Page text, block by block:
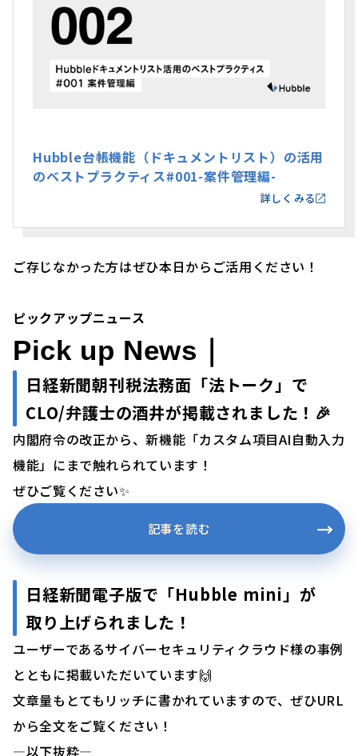
Hubble台帳機能（ドキュメントリスト）の活用
のベストプラクティス#001-案件管理編-
詳しくみる
ご存じなかった方はぜひ本日からご活用ください！
ピックアップニュース
Pick up News｜
日経新聞朝刊税法務面「法トーク」で
CLO/弁護士の酒井が掲載されました！ 🎉
内閣府令の改正から、新機能「カスタム項目AI自動入力
機能」にまで触れられています！
ぜひご覧ください✨
記事を読む
日経新聞電子版で「Hubble mini」が
取り上げられました！
ユーザーであるサイバーセキュリティクラウド様の事例
とともに掲載いただいています🙌
文章量もとてもリッチに書かれていますので、ぜひURL
から全文をご覧ください！
—以下抜粋—